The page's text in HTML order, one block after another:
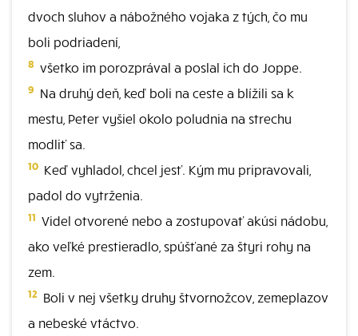
dvoch sluhov a nábožného vojaka z tých, čo mu
boli podriadení,
8 všetko im porozprával a poslal ich do Joppe.
9 Na druhý deň, keď boli na ceste a blížili sa k
mestu, Peter vyšiel okolo poludnia na strechu
modliť sa.
10 Keď vyhladol, chcel jesť. Kým mu pripravovali,
padol do vytrženia.
11 Videl otvorené nebo a zostupovať akúsi nádobu,
ako veľké prestieradlo, spúšťané za štyri rohy na
zem.
12 Boli v nej všetky druhy štvornožcov, zemeplazov
a nebeské vtáctvo.